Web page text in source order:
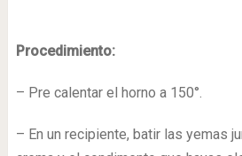
Procedimiento:
– Pre calentar el horno a 150°.
– En un recipiente, batir las yemas